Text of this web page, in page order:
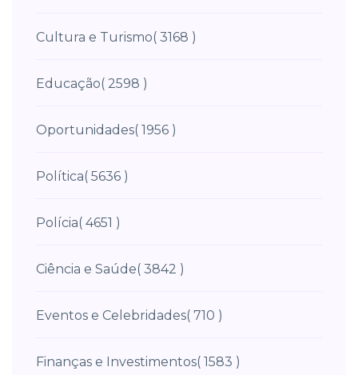
Cultura e Turismo( 3168 )
Educação( 2598 )
Oportunidades( 1956 )
Política( 5636 )
Polícia( 4651 )
Ciência e Saúde( 3842 )
Eventos e Celebridades( 710 )
Finanças e Investimentos( 1583 )